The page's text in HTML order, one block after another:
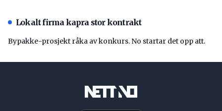
Lokalt firma kapra stor kontrakt
Bypakke-prosjekt råka av konkurs. No startar det opp att.